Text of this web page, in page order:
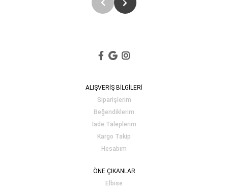
ALIŞVERİŞ BİLGİLERİ
Siparişlerim
Beğendiklerim
İade Taleplerim
Kargo Takip
Hesabım
ÖNE ÇIKANLAR
Elbise